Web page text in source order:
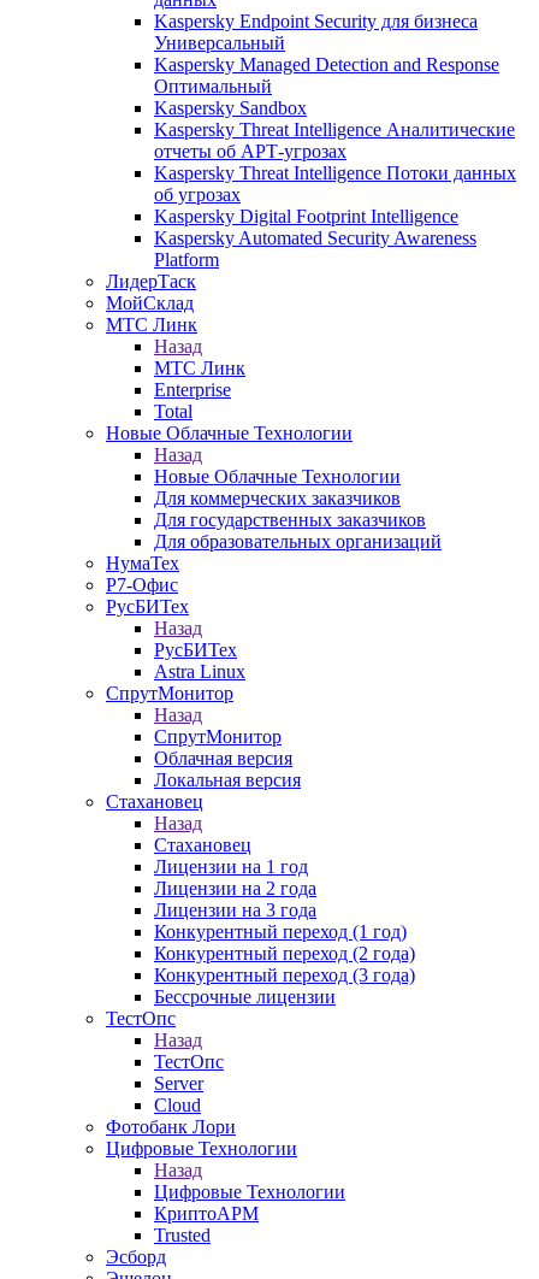
Kaspersky Endpoint Security для бизнеса
Универсальный
Kaspersky Managed Detection and Response
Оптимальный
Kaspersky Sandbox
Kaspersky Threat Intelligence Аналитические
отчеты об АРТ-угрозах
Kaspersky Threat Intelligence Потоки данных
об угрозах
Kaspersky Digital Footprint Intelligence
Kaspersky Automated Security Awareness
Platform
ЛидерТаск
МойСклад
МТС Линк
Назад
МТС Линк
Enterprise
Total
Новые Облачные Технологии
Назад
Новые Облачные Технологии
Для коммерческих заказчиков
Для государственных заказчиков
Для образовательных организаций
НумаТех
Р7-Офис
РусБИТех
Назад
РусБИТех
Astra Linux
СпрутМонитор
Назад
СпрутМонитор
Облачная версия
Локальная версия
Стахановец
Назад
Стахановец
Лицензии на 1 год
Лицензии на 2 года
Лицензии на 3 года
Конкурентный переход (1 год)
Конкурентный переход (2 года)
Конкурентный переход (3 года)
Бессрочные лицензии
ТестОпс
Назад
ТестОпс
Server
Cloud
Фотобанк Лори
Цифровые Технологии
Назад
Цифровые Технологии
КриптоАРМ
Trusted
Эсборд